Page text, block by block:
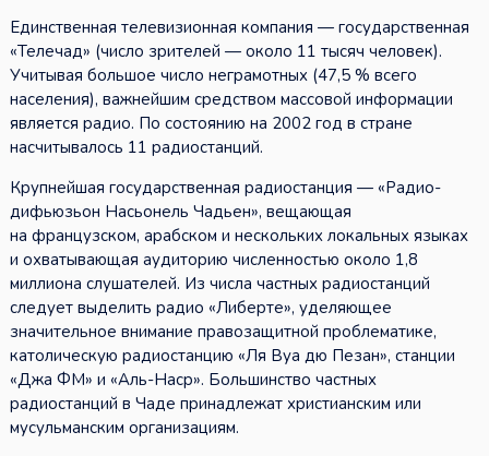
Единственная телевизионная компания — государственная
«Телечад» (число зрителей — около 11 тысяч человек).
Учитывая большое число неграмотных (47,5 % всего
населения), важнейшим средством массовой информации
является радио. По состоянию на 2002 год в стране
насчитывалось 11 радиостанций.
Крупнейшая государственная радиостанция — «Радио-
дифьюзьон Насьонель Чадьен», вещающая
на французском, арабском и нескольких локальных языках
и охватывающая аудиторию численностью около 1,8
миллиона слушателей. Из числа частных радиостанций
следует выделить радио «Либерте», уделяющее
значительное внимание правозащитной проблематике,
католическую радиостанцию «Ля Вуа дю Пезан», станции
«Джа ФМ» и «Аль-Наср». Большинство частных
радиостанций в Чаде принадлежат христианским или
мусульманским организациям.